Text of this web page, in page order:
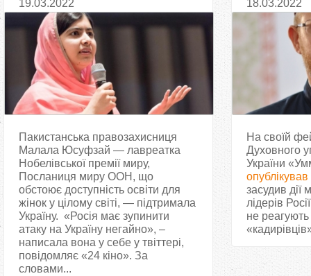
19.03.2022
Пакистанська правозахисниця
Малала Юсуфзай — лавреатка
Нобелівської премії миру,
Посланиця миру ООН, що
обстоює доступність освіти для
жінок у цілому світі, — підтримала
Україну. «Росія має зупинити
атаку на Україну негайно», –
написала вона у себе у твіттері,
повідомляє «24 кіно». За
словами...
що
муфтій
18.03.2022
На своїй
Духовного
України
засудив дії
лідерів
не